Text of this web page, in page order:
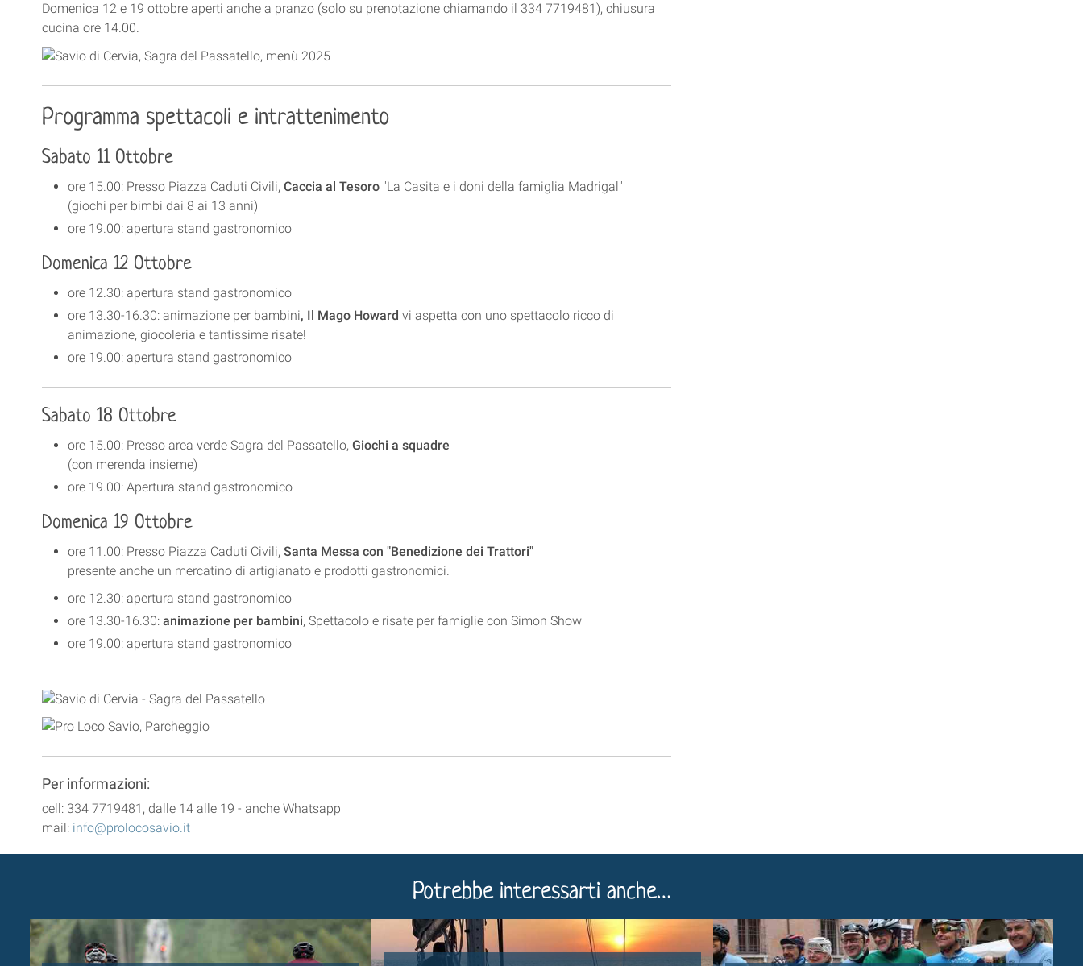
Domenica 12 e 19 ottobre aperti anche a pranzo (solo su prenotazione chiamando il 334 7719481), chiusura
cucina ore 14.00.
Programma spettacoli e intrattenimento
Sabato 11 Ottobre
ore 15.00: Presso Piazza Caduti Civili, Caccia al Tesoro "La Casita e i doni della famiglia Madrigal"
(giochi per bimbi dai 8 ai 13 anni)
ore 19.00: apertura stand gastronomico
Domenica 12 Ottobre
ore 12.30: apertura stand gastronomico
ore 13.30-16.30: animazione per bambini, Il Mago Howard vi aspetta con uno spettacolo ricco di
animazione, giocoleria e tantissime risate!
ore 19.00: apertura stand gastronomico
Sabato 18 Ottobre
ore 15.00: Presso area verde Sagra del Passatello, Giochi a squadre
(con merenda insieme)
ore 19.00: Apertura stand gastronomico
Domenica 19 Ottobre
ore 11.00: Presso Piazza Caduti Civili, Santa Messa con "Benedizione dei Trattori"
presente anche un mercatino di artigianato e prodotti gastronomici.
ore 12.30: apertura stand gastronomico
ore 13.30-16.30: animazione per bambini, Spettacolo e risate per famiglie con Simon Show
ore 19.00: apertura stand gastronomico
Per informazioni:
cell: 334 7719481, dalle 14 alle 19 - anche Whatsapp
mail: info@prolocosavio.it
Potrebbe interessarti anche…